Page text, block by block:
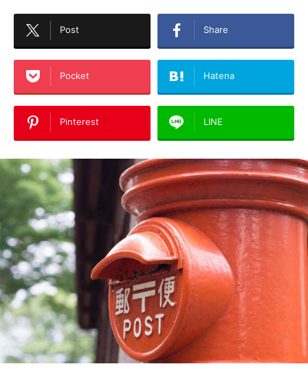
Post Share
Pocket Hatena
Pinterest LINE